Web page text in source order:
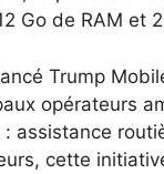
Go de RAM et
Trump
opérateurs
assistance
cette